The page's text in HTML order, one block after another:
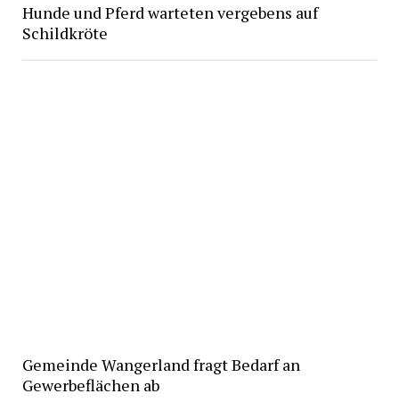
Hunde und Pferd warteten vergebens auf
Schildkröte
Gemeinde Wangerland fragt Bedarf an
Gewerbeflächen ab